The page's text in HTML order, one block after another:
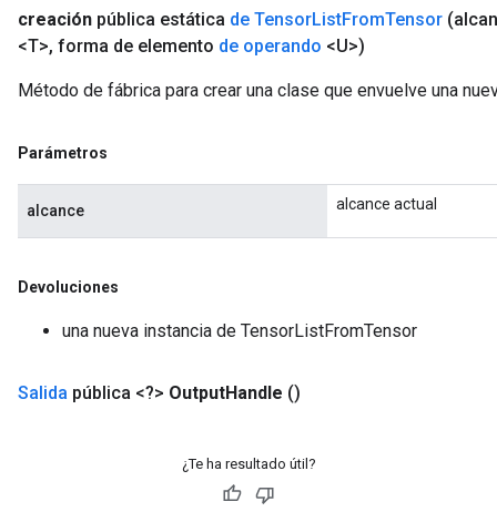
creación pública estática de TensorListFromTensor
<T>, forma de elemento de operando <U>)
Método de fábrica para crear una clase que envuelve una
Parámetros
alcance alcance actual
Devoluciones
una nueva instancia de TensorListFromTensor
Salida pública <?> OutputHandle ()
¿Te ha resultado útil?